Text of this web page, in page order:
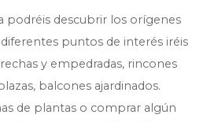
podréis descubrir los orígenes
puntos de interés iréis
y empedradas, rincones
balcones ajardinados.
de plantas o comprar algún